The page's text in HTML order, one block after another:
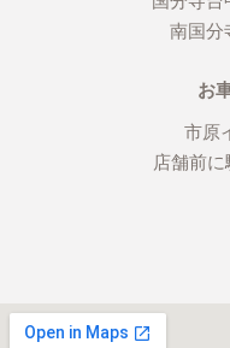
南国分
お
市原
店舗前に